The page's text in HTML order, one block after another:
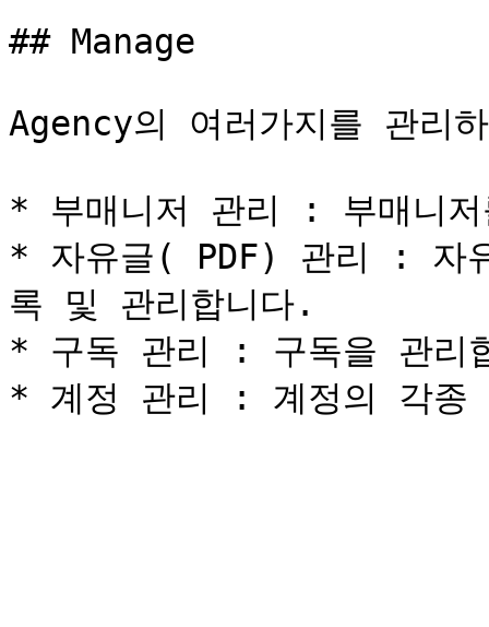
## Manage
Agency의 여러가지를 관리
* 부매니저 관리 : 부매니
* 자유글( PDF) 관리 : 자
록 및 관리합니다.
* 구독 관리 : 구독을 관리